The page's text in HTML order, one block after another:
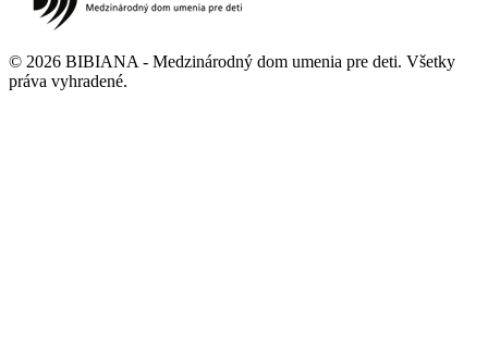
© 2026 BIBIANA - Medzinárodný dom umenia pre deti. Všetky
práva vyhradené.